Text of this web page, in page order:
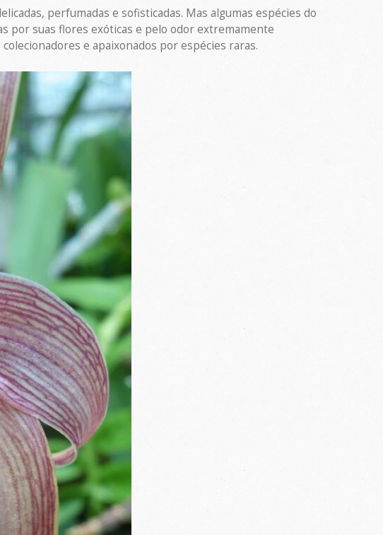
perfumadas e sofisticadas. Mas algumas espécies do
por suas flores exóticas e pelo odor extremamente
e apaixonados por espécies raras.